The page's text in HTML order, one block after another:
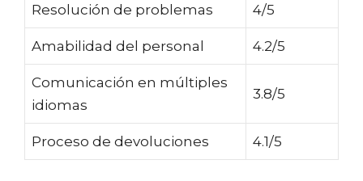
Resolución de problemas 4/5
Amabilidad del personal 4.2/5
Comunicación en múltiples
idiomas
3.8/5
Proceso de devoluciones 4.1/5